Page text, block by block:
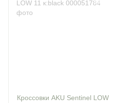
Кроссовки AKU Sentinel LOW